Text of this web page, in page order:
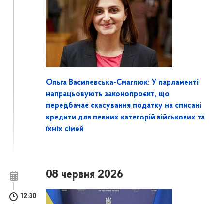
Ольга Василевська-Смаглюк: У парламенті
напрацьовують законопроєкт, що
передбачає скасування податку на списані
кредити для певних категорій військових та
їхніх сімей
08 червня 2026
12:30